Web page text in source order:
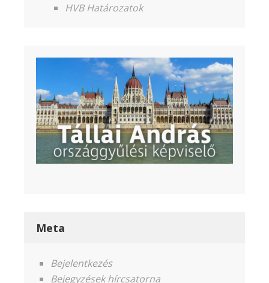
HVB Határozatok
Meta
Bejelentkezés
Bejegyzések hírcsatorna